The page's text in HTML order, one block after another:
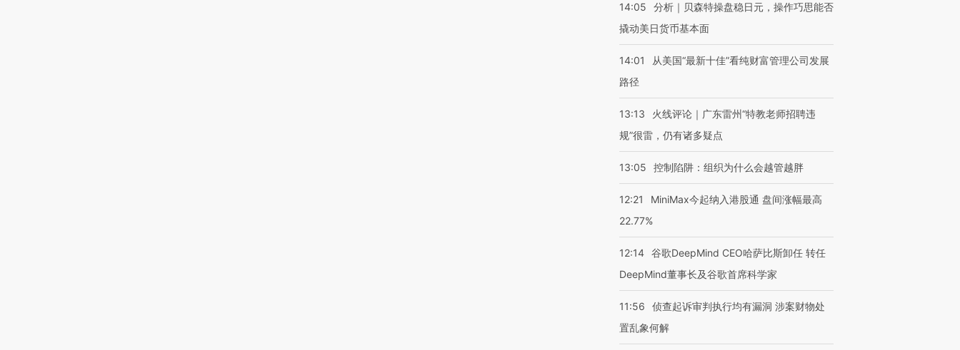
14:05
分析｜贝森特操盘稳日元，操作巧思能否
撬动美日货币基本面
14:01
从美国“最新十佳”看纯财富管理公司发展
路径
13:13
火线评论｜广东雷州“特教老师招聘违
规”很雷，仍有诸多疑点
13:05 控制陷阱：组织为什么会越管越胖
12:21
MiniMax今起纳入港股通 盘间涨幅最高
22.77%
12:14 谷歌DeepMind CEO哈萨比斯卸任 转任
DeepMind董事长及谷歌首席科学家
11:56
侦查起诉审判执行均有漏洞 涉案财物处
置乱象何解